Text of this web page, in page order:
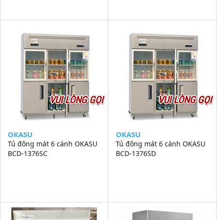
VUI LÒNG GỌI
OKASU
Tủ đông mát 6 cánh OKASU
BCD-1376SC
VUI LÒNG GỌI
OKASU
Tủ đông mát 6 cánh OKASU
BCD-1376SD